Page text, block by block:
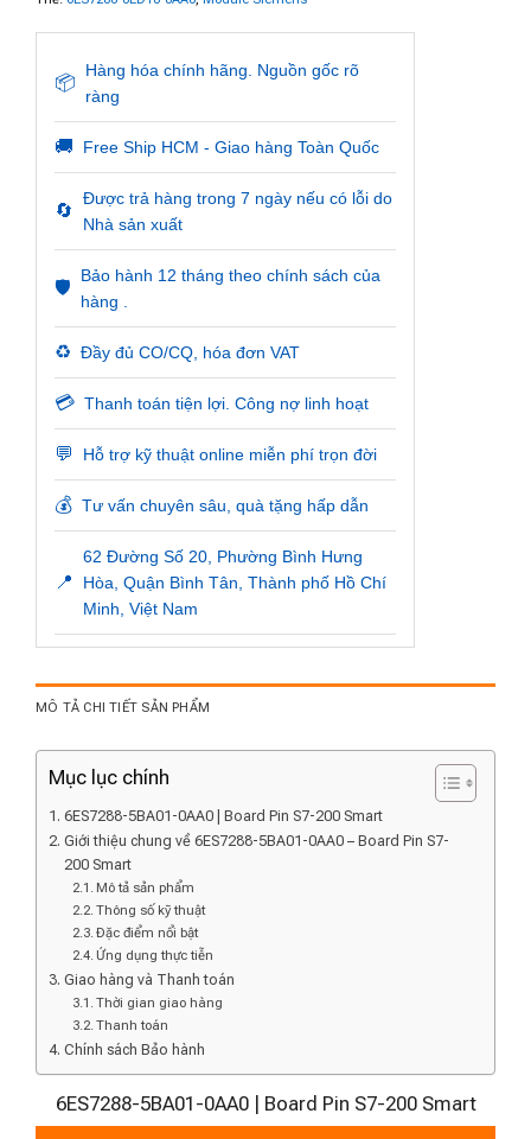
📦
Hàng hóa chính hãng. Nguồn gốc rõ
ràng
🚚 Free Ship HCM - Giao hàng Toàn Quốc
🔄
Được trả hàng trong 7 ngày nếu có lỗi do
Nhà sản xuất
🛡️
Bảo hành 12 tháng theo chính sách của
hàng .
♻️ Đầy đủ CO/CQ, hóa đơn VAT
💳 Thanh toán tiện lợi. Công nợ linh hoạt
💬 Hỗ trợ kỹ thuật online miễn phí trọn đời
💰 Tư vấn chuyên sâu, quà tặng hấp dẫn
📍
62 Đường Số 20, Phường Bình Hưng
Hòa, Quận Bình Tân, Thành phố Hồ Chí
Minh, Việt Nam
MÔ TẢ CHI TIẾT SẢN PHẨM
Mục lục chính
6ES7288-5BA01-0AA0 | Board Pin S7-200 Smart
Giới thiệu chung về 6ES7288-5BA01-0AA0 – Board Pin S7-
200 Smart
Mô tả sản phẩm
Thông số kỹ thuật
Đặc điểm nổi bật
Ứng dụng thực tiễn
Giao hàng và Thanh toán
Thời gian giao hàng
Thanh toán
Chính sách Bảo hành
6ES7288-5BA01-0AA0 | Board Pin S7-200 Smart